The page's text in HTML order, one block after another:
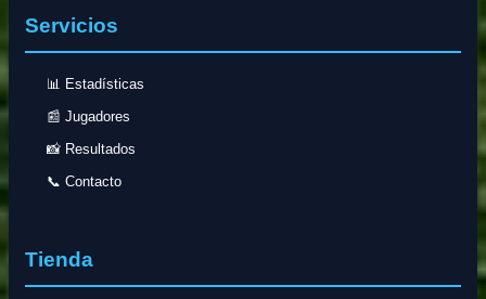
Servicios
📊 Estadísticas
📰 Jugadores
📸 Resultados
📞 Contacto
Tienda